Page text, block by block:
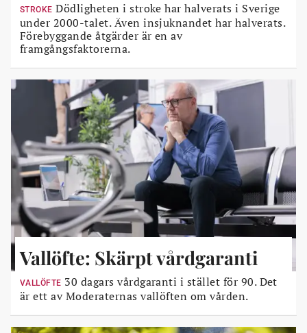
STROKE Dödligheten i stroke har halverats i Sverige
under 2000-talet. Även insjuknandet har halverats.
Förebyggande åtgärder är en av
framgångsfaktorerna.
Vallöfte: Skärpt vårdgaranti
VALLÖFTE 30 dagars vårdgaranti i stället för 90. Det
är ett av Moderaternas vallöften om vården.